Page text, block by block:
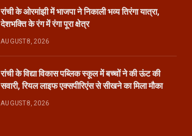
रांची के ओरमांझी में भाजपा ने निकाली भव्य तिरंगा यात्रा,
देशभक्ति के रंग में रंगा पूरा क्षेत्र
AUGUST 8, 2026
रांची के विद्या विकास पब्लिक स्कूल में बच्चों ने की ऊंट की
सवारी, रियल लाइफ एक्सपीरिएंस से सीखने का मिला मौका
AUGUST 8, 2026